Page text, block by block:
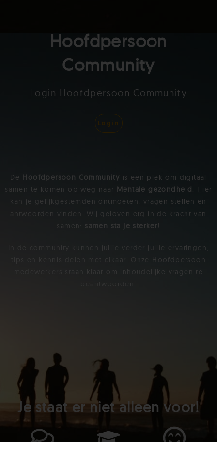
Hoofdpersoon
Community
Login Hoofdpersoon Community
Login
De Hoofdpersoon Community is een plek om digitaal
samen te komen op weg naar Mentale gezondheid. Hier
kan je gelijkgestemden ontmoeten, vragen stellen en
antwoorden vinden. Wij geloven erg in de kracht van
samen: samen sta je sterker!
In de community kunnen jullie verder jullie ervaringen,
tips en kennis delen met elkaar. Onze Hoofdpersoon
medewerkers staan klaar om inhoudelijke vragen te
Je staat er niet alleen voor!